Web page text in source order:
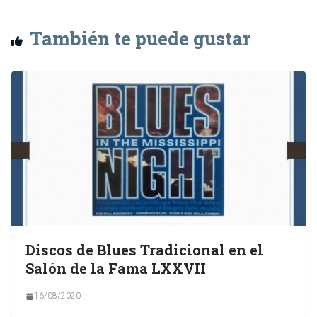
También te puede gustar
Discos de Blues Tradicional en el
Salón de la Fama LXXVII
16/08/2020